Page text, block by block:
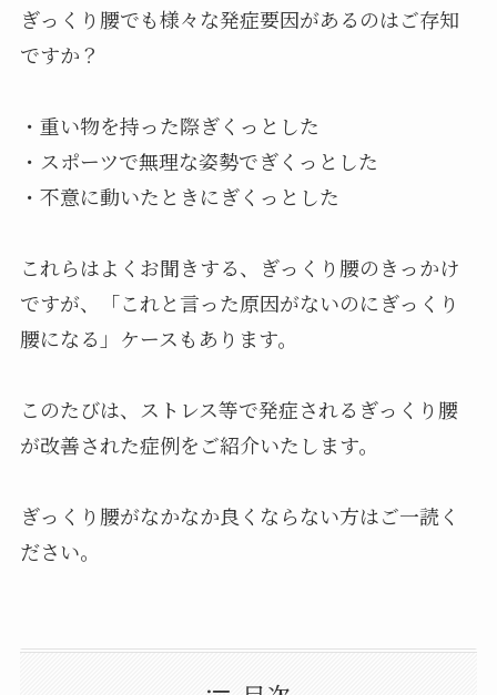
ぎっくり腰でも様々な発症要因があるのはご存知
ですか？
・重い物を持った際ぎくっとした
・スポーツで無理な姿勢でぎくっとした
・不意に動いたときにぎくっとした
これらはよくお聞きする、ぎっくり腰のきっかけ
ですが、「これと言った原因がないのにぎっくり
腰になる」ケースもあります。
このたびは、ストレス等で発症されるぎっくり腰
が改善された症例をご紹介いたします。
ぎっくり腰がなかなか良くならない方はご一読く
ださい。